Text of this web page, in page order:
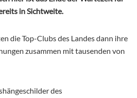
in Sichtweite.
die Top-Clubs des Landes dann ihre
zusammen mit tausenden von
des